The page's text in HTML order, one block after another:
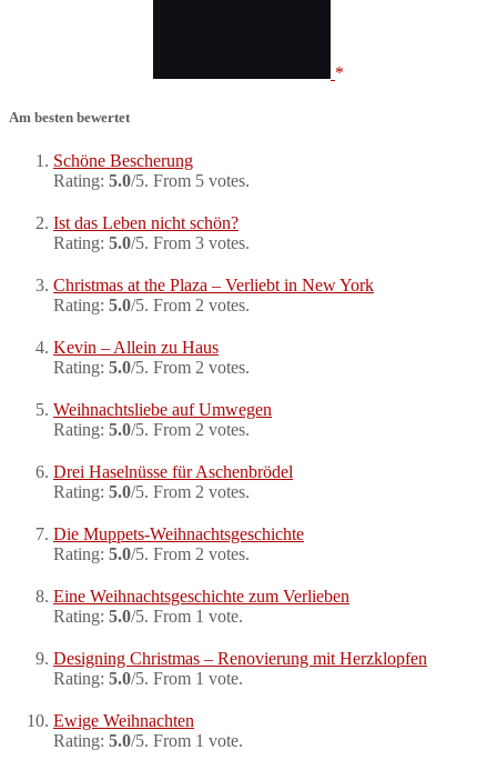
Am besten bewertet
Schöne Bescherung
Rating: 5.0/5. From 5 votes.
Ist das Leben nicht schön?
Rating: 5.0/5. From 3 votes.
Christmas at the Plaza – Verliebt in New York
Rating: 5.0/5. From 2 votes.
Kevin – Allein zu Haus
Rating: 5.0/5. From 2 votes.
Weihnachtsliebe auf Umwegen
Rating: 5.0/5. From 2 votes.
Drei Haselnüsse für Aschenbrödel
Rating: 5.0/5. From 2 votes.
Die Muppets-Weihnachtsgeschichte
Rating: 5.0/5. From 2 votes.
Eine Weihnachtsgeschichte zum Verlieben
Rating: 5.0/5. From 1 vote.
Designing Christmas – Renovierung mit Herzklopfen
Rating: 5.0/5. From 1 vote.
Ewige Weihnachten
Rating: 5.0/5. From 1 vote.